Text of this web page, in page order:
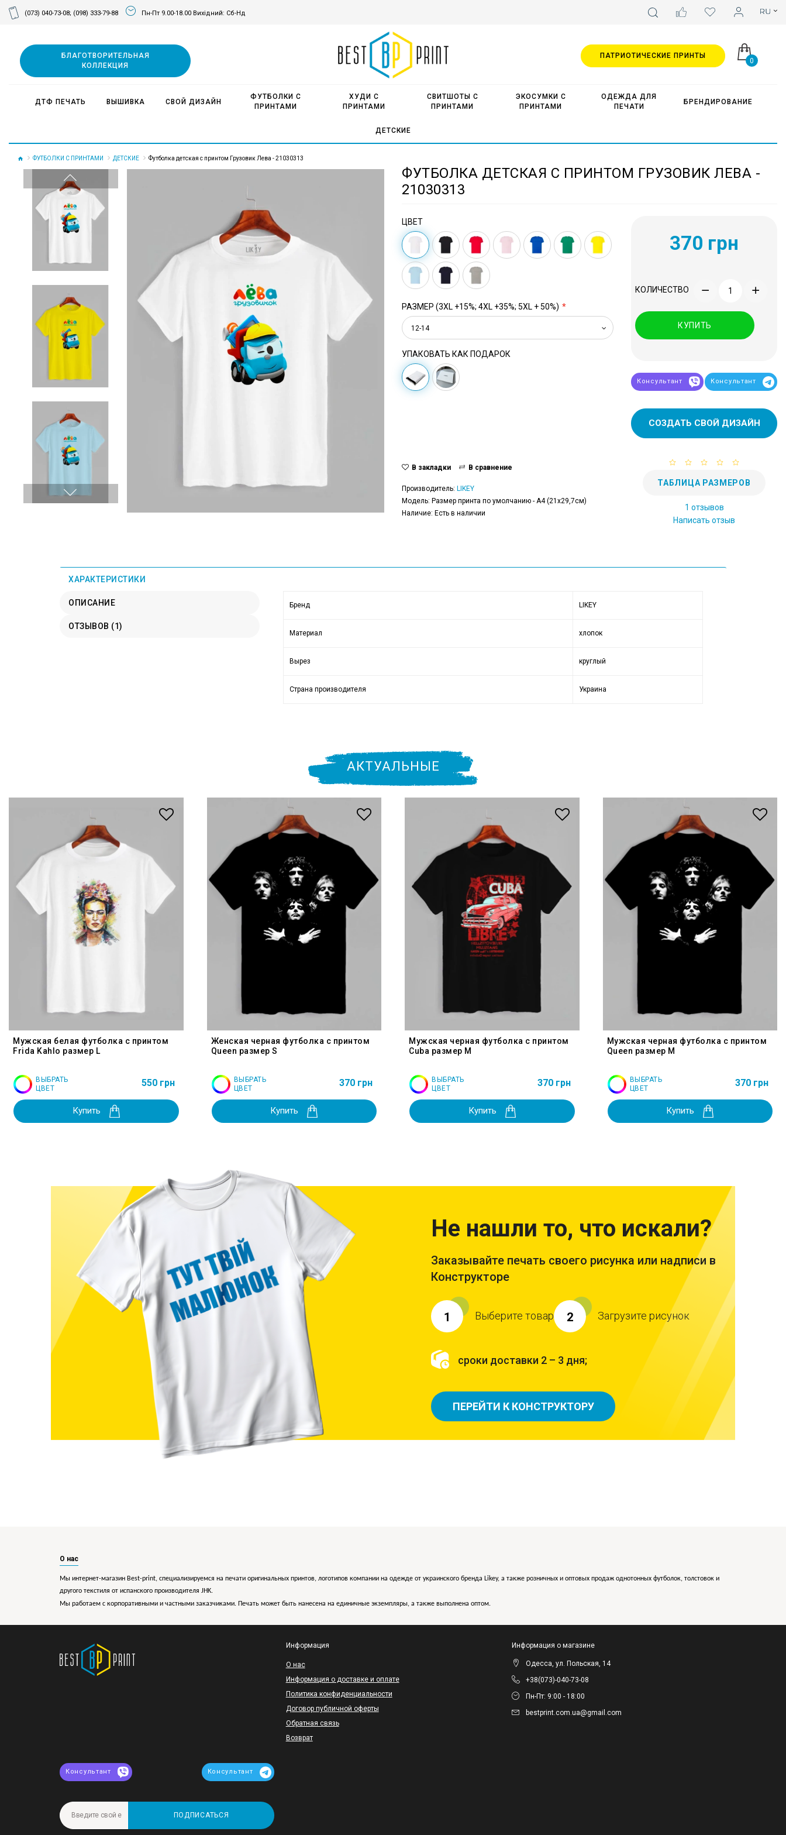
(073) 040-73-08; (098) 333-79-88 Пн-Пт 9.00-18.00 Вихідний: Сб-Нд
0
БЛАГОТВОРИТЕЛЬНАЯ
КОЛЛЕКЦИЯ
ДТФ ПЕЧАТЬ ВЫШИВКА СВОЙ ДИЗАЙН
ФУТБОЛКИ С
ПРИНТАМИ
ХУДИ С
ПРИНТАМИ
СВИТШОТЫ С
ПРИНТАМИ
ЭКОСУМКИ С
ПРИНТАМИ
ОДЕЖДА ДЛЯ
ПЕЧАТИ
БРЕНДИРОВАНИЕ
ДЕТСКИЕ
ПАТРИОТИЧЕСКИЕ ПРИНТЫ
ФУТБОЛКИ С ПРИНТАМИ ДЕТСКИЕ Футболка детская с принтом Грузовик Лева - 21030313
ФУТБОЛКА ДЕТСКАЯ С ПРИНТОМ ГРУЗОВИК ЛЕВА -
21030313
ЦВЕТ
РАЗМЕР (3XL +15%; 4XL +35%; 5XL + 50%)
12-14
УПАКОВАТЬ КАК ПОДАРОК
370 грн
КОЛИЧЕСТВО
КУПИТЬ
Консультант Консультант
СОЗДАТЬ СВОЙ ДИЗАЙН
В закладки В сравнение
Производитель: LIKEY
Модель: Размер принта по умолчанию - А4 (21x29,7см)
Наличие: Есть в наличии
ТАБЛИЦА РАЗМЕРОВ
1 отзывов
Написать отзыв
ХАРАКТЕРИСТИКИ
ОПИСАНИЕ
ОТЗЫВОВ (1)
Бренд LIKEY
Материал хлопок
Вырез круглый
Страна производителя Украина
АКТУАЛЬНЫЕ
Мужская белая футболка с принтом
Frida Kahlo размер L
ВЫБРАТЬ
ЦВЕТ
550 грн
Купить
Женская черная футболка с принтом
Queen размер S
ВЫБРАТЬ
ЦВЕТ
370 грн
Купить
Мужская черная футболка с принтом
Cuba размер M
ВЫБРАТЬ
ЦВЕТ
370 грн
Купить
Мужская черная футболка с принтом
Queen размер M
ВЫБРАТЬ
ЦВЕТ
370 грн
Купить
Не нашли то, что искали?
Заказывайте печать своего рисунка или надписи в
Конструкторе
1 Выберите товар 2 Загрузите рисунок
сроки доставки 2 – 3 дня;
ПЕРЕЙТИ К КОНСТРУКТОРУ
О нас
Мы интернет-магазин Best-print, специализируемся на печати оригинальных принтов, логотипов компании на одежде от украинского бренда Likey, а также розничных и оптовых продаж однотонных футболок, толстовок и
другого текстиля от испанского производителя JHK.
Мы работаем с корпоративными и частными заказчиками. Печать может быть нанесена на единичные экземпляры, а также выполнена оптом.
Информация
O нас
Информация о доставке и оплате
Политика конфиденциальности
Договор публичной оферты
Обратная связь
Возврат
Информация о магазине
Одесса, ул. Польская, 14
+38(073)-040-73-08
Пн-Пт: 9:00 - 18:00
bestprint.com.ua@gmail.com
Консультант Консультант
ПОДПИСАТЬСЯ